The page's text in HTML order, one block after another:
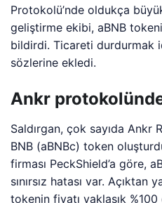
Protokolü’nde oldukça
geliştirme ekibi, aBNB
bildirdi. Ticareti durdurmak
sözlerine ekledi.
Ankr
Saldırgan, çok sayıda Ankr
BNB (aBNBc) token
firması PeckShield’a göre,
sınırsız hatası var. Açıktan
tokenin fiyatı yaklaşık %100